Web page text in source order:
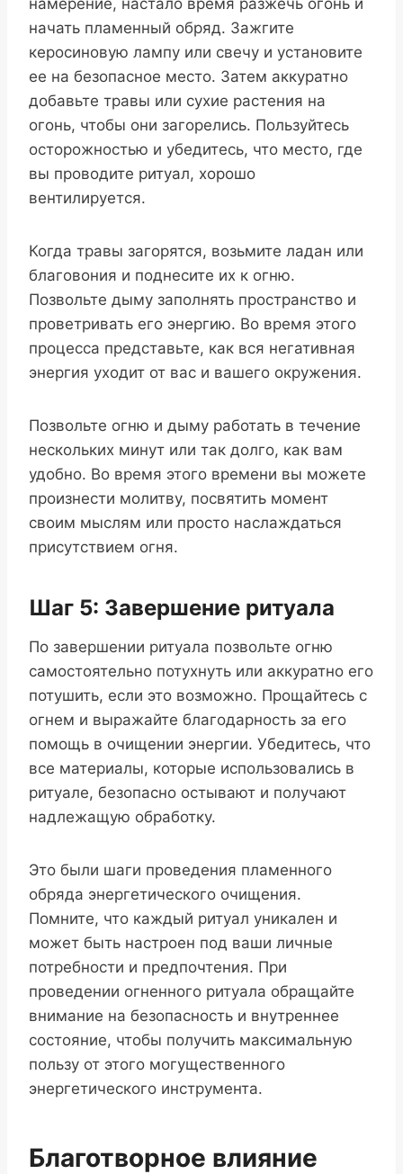
начать пламенный обряд. Зажгите
керосиновую лампу или свечу и установите
ее на безопасное место. Затем аккуратно
добавьте травы или сухие растения на
огонь, чтобы они загорелись. Пользуйтесь
осторожностью и убедитесь, что место, где
вы проводите ритуал, хорошо
вентилируется.
Когда травы загорятся, возьмите ладан или
благовония и поднесите их к огню.
Позвольте дыму заполнять пространство и
проветривать его энергию. Во время этого
процесса представьте, как вся негативная
энергия уходит от вас и вашего окружения.
Позвольте огню и дыму работать в течение
нескольких минут или так долго, как вам
удобно. Во время этого времени вы можете
произнести молитву, посвятить момент
своим мыслям или просто наслаждаться
присутствием огня.
Шаг 5: Завершение ритуала
По завершении ритуала позвольте огню
самостоятельно потухнуть или аккуратно его
потушить, если это возможно. Прощайтесь с
огнем и выражайте благодарность за его
помощь в очищении энергии. Убедитесь, что
все материалы, которые использовались в
ритуале, безопасно остывают и получают
надлежащую обработку.
Это были шаги проведения пламенного
обряда энергетического очищения.
Помните, что каждый ритуал уникален и
может быть настроен под ваши личные
потребности и предпочтения. При
проведении огненного ритуала обращайте
внимание на безопасность и внутреннее
состояние, чтобы получить максимальную
пользу от этого могущественного
энергетического инструмента.
Благотворное влияние